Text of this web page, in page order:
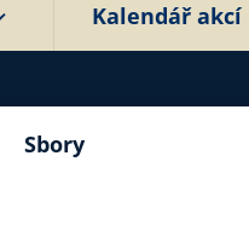
Kalendář akcí
Sbory